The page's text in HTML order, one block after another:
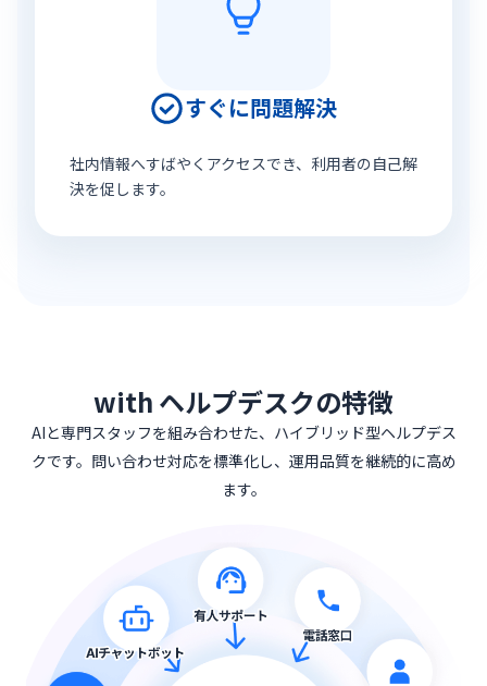
すぐに問題解決
社内情報へすばやくアクセスでき、利用者の自己解
決を促します。
with ヘルプデスクの特徴
AIと専門スタッフを組み合わせた、ハイブリッド型ヘルプデス
クです。 問い合わせ対応を標準化し、運用品質を継続的に高め
ます。